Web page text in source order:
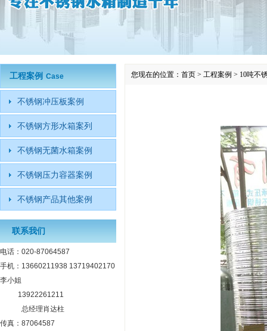
您现在的位置： 首页 > 工程案例 > 10吨不
工程案例 Case
不锈钢冲压板案例
不锈钢方形水箱案列
不锈钢无菌水箱案例
不锈钢压力容器案例
不锈钢产品其他案例
联系我们
电话：020-87064587
手机：13660211938 13719402170
李小姐
13922261211
总经理肖达柱
传真：87064587